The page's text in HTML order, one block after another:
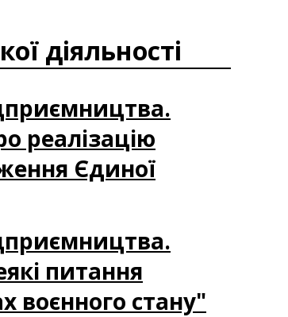
діяльності
реалізацію
Єдиної
питання
воєнного стану"